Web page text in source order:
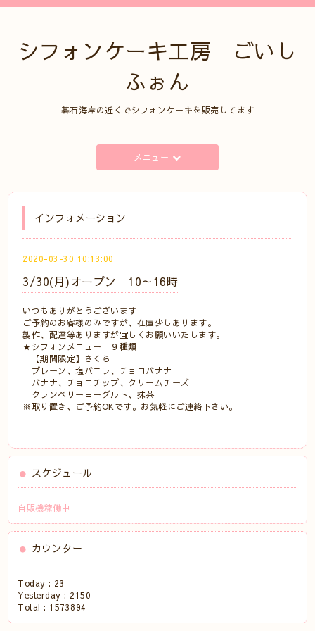
シフォンケーキ工房 ごいし
ふぉん
碁石海岸の近くでシフォンケーキを販売してます
メニュー
インフォメーション
2020-03-30 10:13:00
3/30(月)オープン 10～16時
いつもありがとうございます
ご予約のお客様のみですが、在庫少しあります。
製作、配達等ありますが宜しくお願いいたします。
★シフォンメニュー ９種類
【期間限定】さくら
プレーン、塩バニラ、チョコバナナ
バナナ、チョコチップ、クリームチーズ
クランベリーヨーグルト、抹茶
※取り置き、ご予約OKです。お気軽にご連絡下さい。
スケジュール
自販機稼働中
カウンター
Today : 23
Yesterday : 2150
Total : 1573894